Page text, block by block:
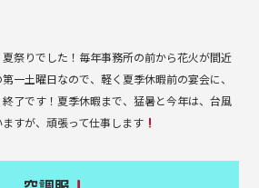
祭りでした！毎年事務所の前から花火が間近
一土曜日なので、軽く夏季休暇前の宴会に、
了です！夏季休暇まで、猛暑と今年は、台風
すが、頑張って仕事します